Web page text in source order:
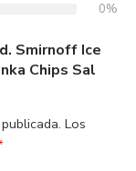
0%
Smirnoff Ice
Chips Sal
Los